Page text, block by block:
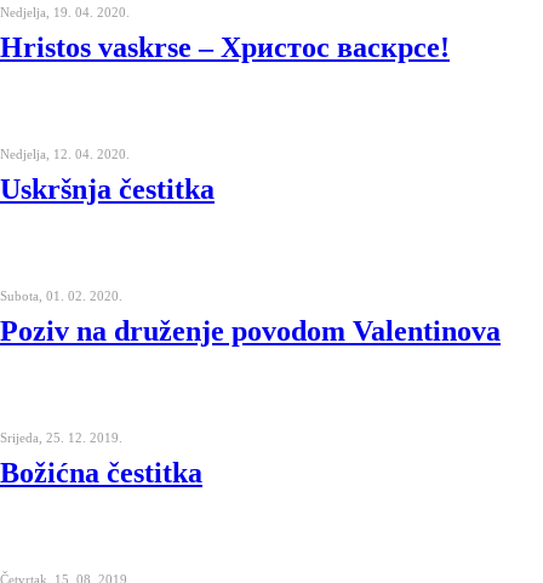
Nedjelja, 19. 04. 2020.
Hristos vaskrse – Христос васкрсе!
Nedjelja, 12. 04. 2020.
Uskršnja čestitka
Subota, 01. 02. 2020.
Poziv na druženje povodom Valentinova
Srijeda, 25. 12. 2019.
Božićna čestitka
Četvrtak, 15. 08. 2019.